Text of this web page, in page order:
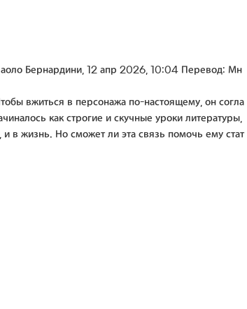
Бернардини, 12 апр 2026, 10:04 Перевод: Мн
вжиться в персонажа по-настоящему, он согла
как строгие и скучные уроки литературы,
в жизнь. Но сможет ли эта связь помочь ему стат